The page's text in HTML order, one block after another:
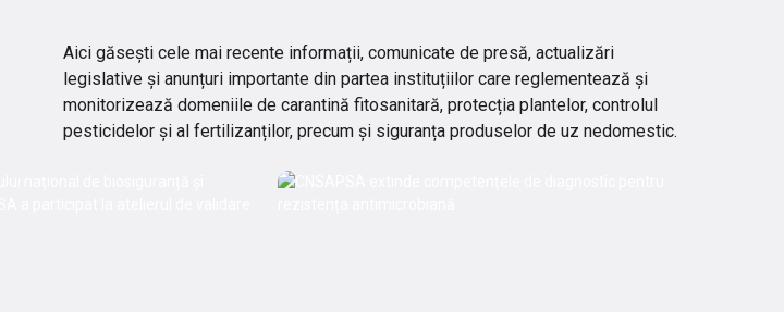
Aici găsești cele mai recente informații, comunicate de presă, actualizări
legislative și anunțuri importante din partea instituțiilor care reglementează și
monitorizează domeniile de carantină fitosanitară, protecția plantelor, controlul
pesticidelor și al fertilizanților, precum și siguranța produselor de uz nedomestic.